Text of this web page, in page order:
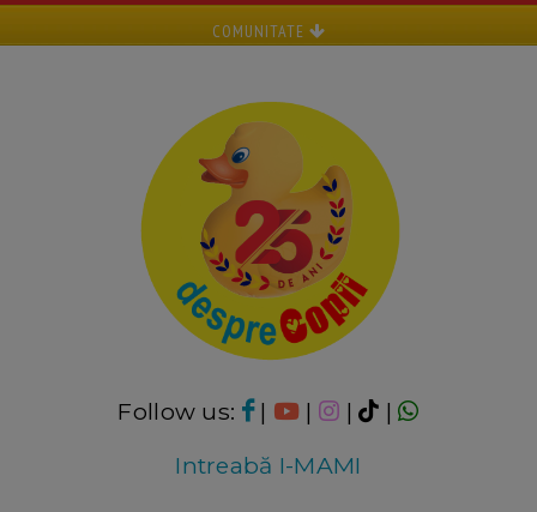
COMUNITATE
Follow us: | | |
|
Intreabă I-MAMI